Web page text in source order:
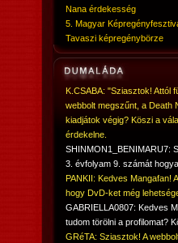
Nana érdekesség
5. Magyar
Tavaszi képregénybörze
K.CSABA: "Sziasztok! Attól
webbolt megszűnt, a Death
kiadjátok végig? Köszi a
érdekelne.
SHINMON1_BENIMARU7:
3. évfolyam 9. számát
PANKII: Kedves Mangafan!
hogy DvD-ket még
GABRIELLA0807: Kedves
tudom törölni a profilomat?
GRéTA: Sziasztok! A